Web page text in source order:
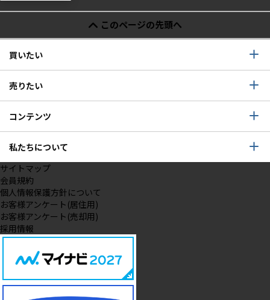
このページの先頭へ
買いたい
売りたい
コンテンツ
私たちについて
サイトマップ
会員規約
個人情報保護方針について
お客様アンケート(居住用)
お客様アンケート(売却用)
採用情報